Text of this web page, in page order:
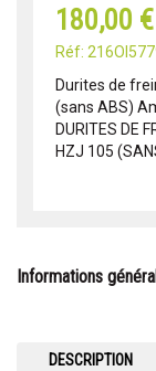
180,00 €
Réf:
Durites de
(sans ABS)
DURITES DE
HZJ 105
Informations
DESCRIPTION